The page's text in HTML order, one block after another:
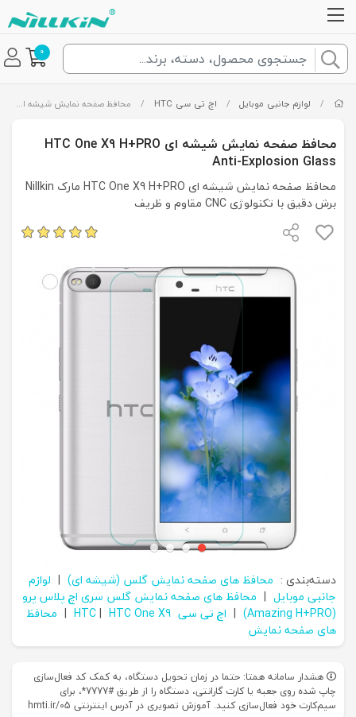
0
/ لوازم جانبی موبایل / اچ تی سی HTC / محافظ صفحه نمایش شیشه ای HTC One X9 H+PRO Anti-Explosion Glass
محافظ صفحه نمایش شیشه ای HTC One X9 H+PRO
Anti-Explosion Glass
محافظ صفحه نمایش شیشه ای HTC One X9 H+PRO مارک Nillkin
برش دقیق با تکنولوژی CNC مقاوم و ظریف
دسته‌بندی : محافظ های صفحه نمایش گلس (شیشه ای) | لوازم
جانبی موبایل | محافظ های صفحه نمایش گلس سری اچ پلاس پرو
(Amazing H+PRO)
| اچ تی سی HTC | HTC One X9
| محافظ
های صفحه نمایش
هشدار سامانه همتا: حتما در زمان تحویل دستگاه، به کمک کد فعال‌سازی
چاپ شده روی جعبه یا کارت گارانتی، دستگاه را از طریق #7777*، برای
سیم‌کارت خود فعال‌سازی کنید. آموزش تصویری در آدرس اینترنتی hmti.ir/05